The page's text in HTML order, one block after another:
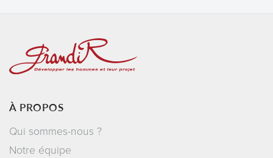
À PROPOS
Qui sommes-nous ?
Notre équipe